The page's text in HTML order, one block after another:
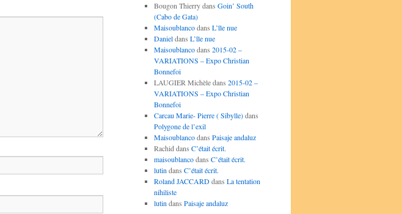
Bougon Thierrydans Goin’ South
(Cabo de Gata)
Maisoublancodans L’île nue
Danieldans L’île nue
Maisoublancodans 2015-02 –
VARIATIONS – Expo Christian
Bonnefoi
LAUGIER Michèledans 2015-02 –
VARIATIONS – Expo Christian
Bonnefoi
Carcau Marie- Pierre ( Sibylle)dans
Polygone de l’exil
Maisoublancodans Paisaje andaluz
Rachid dans C’était écrit.
maisoublancodans C’était écrit.
lutin dans C’était écrit.
Roland JACCARDdans La tentation
nihiliste
lutin dans Paisaje andaluz